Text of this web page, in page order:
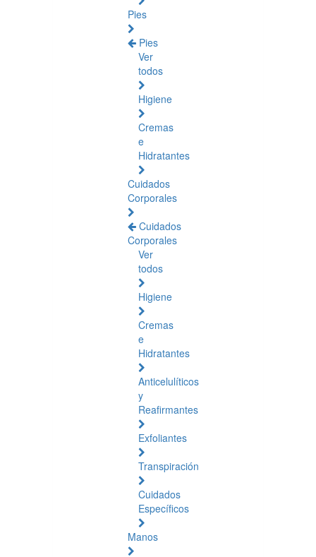
Pies
Pies
Ver
todos
Higiene
Cremas
e
Hidratantes
Cuidados
Corporales
Cuidados
Corporales
Ver
todos
Higiene
Cremas
e
Hidratantes
Anticelulíticos
y
Reafirmantes
Exfoliantes
Transpiración
Cuidados
Específicos
Manos